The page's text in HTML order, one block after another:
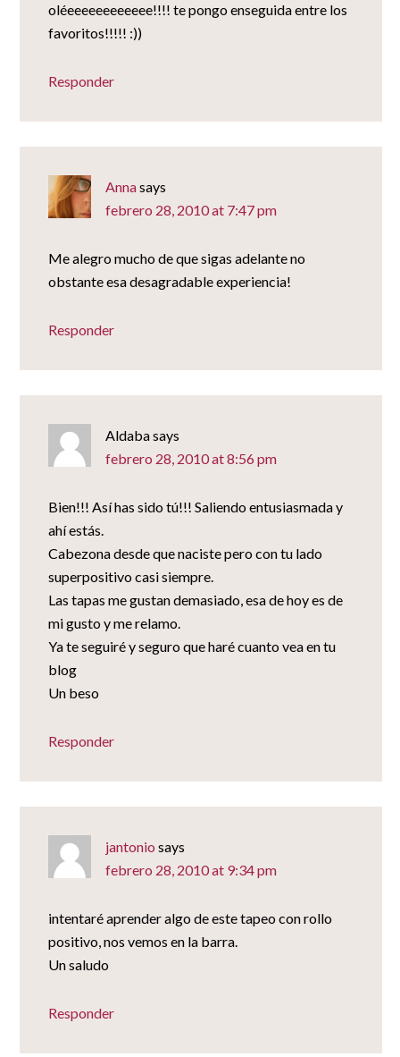
oléeeeeeeeeeeee!!!! te pongo enseguida entre los
favoritos!!!!! :))
Responder
Annasays
febrero 28, 2010 at 7:47 pm
Me alegro mucho de que sigas adelante no
obstante esa desagradable experiencia!
Responder
Aldabasays
febrero 28, 2010 at 8:56 pm
Bien!!! Así has sido tú!!! Saliendo entusiasmada y
ahí estás.
Cabezona desde que naciste pero con tu lado
superpositivo casi siempre.
Las tapas me gustan demasiado, esa de hoy es de
mi gusto y me relamo.
Ya te seguiré y seguro que haré cuanto vea en tu
blog
Un beso
Responder
jantonio says
febrero 28, 2010 at 9:34 pm
intentaré aprender algo de este tapeo con rollo
positivo, nos vemos en la barra.
Un saludo
Responder